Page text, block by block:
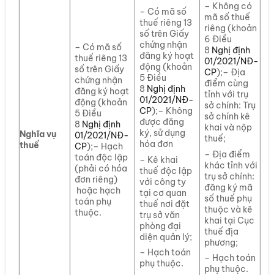
Nghĩa vụ
thuế
– Có mã số
thuế riêng 13
số trên Giấy
chứng nhận
đăng ký hoạt
động (khoản
5 Điều
8 Nghị định
01/2021/NĐ-
CP);– Hạch
toán độc lập
(phải có hóa
đơn riêng)
hoặc hạch
toán phụ
thuộc.
– Có mã số
thuế riêng 13
số trên Giấy
chứng nhận
đăng ký hoạt
động (khoản
5 Điều
8 Nghị định
01/2021/NĐ-
CP);– Không
được đăng
ký, sử dụng
hóa đơn
– Kê khai
thuế độc lập
với công ty
tại cơ quan
thuế nơi đặt
trụ sở văn
phòng đại
diện quản lý;
– Hạch toán
phụ thuộc.
– Không có
mã số thuế
riêng (khoản
6 Điều
8 Nghị định
01/2021/NĐ-
CP);– Địa
điểm cùng
tỉnh với trụ
sở chính: Trụ
sở chính kê
khai và nộp
thuế;
– Địa điểm
khác tỉnh với
trụ sở chính:
đăng ký mã
số thuế phụ
thuộc và kê
khai tại Cục
thuế địa
phương;
– Hạch toán
phụ thuộc.